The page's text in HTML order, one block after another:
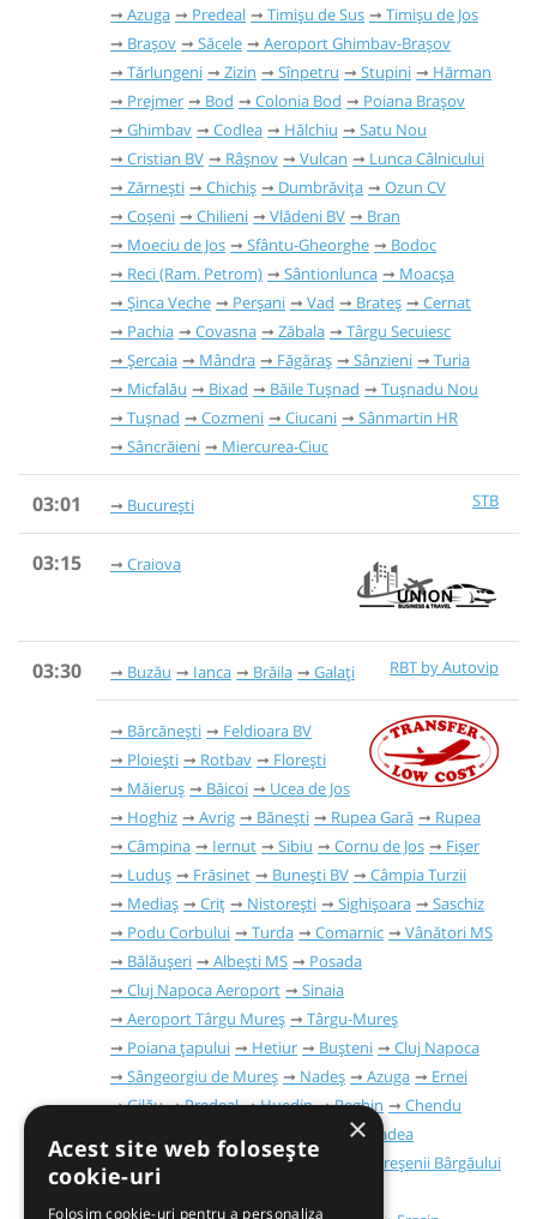
Azuga
Predeal Timișu de Sus
Timișu de Jos
Brașov
Săcele
Aeroport Ghimbav-Brașov
Tărlungeni
Zizin Sînpetru Stupini
Hărman
Prejmer
Bod Colonia Bod
Poiana Brașov
Ghimbav
Codlea Hălchiu
Satu Nou
Cristian BV
Râşnov Vulcan
Lunca Câlnicului
Zărnești
Chichiș Dumbrăvița
Ozun CV
Coșeni
Chilieni Vlădeni BV
Bran
Moeciu de Jos
Sfântu-Gheorghe
Bodoc
Reci (Ram. Petrom)
Sântionlunca
Moacșa
Șinca Veche
Perșani Vad Brateș
Cernat
Pachia
Covasna Zăbala
Târgu Secuiesc
Șercaia
Mândra Făgăraș Sânzieni
Turia
Micfalău
Bixad Băile Tușnad
Tușnadu Nou
Tușnad
Cozmeni Ciucani
Sânmartin HR
Sâncrăieni
Miercurea-Ciuc
03:01 STB
București
03:15 Craiova
03:30 RBT by Autovip
Buzău Ianca Brăila Galați
Bărcănești
Feldioara BV
Ploiești
Rotbav
Florești
Măieruș
Băicoi
Ucea de Jos
Hoghiz
Avrig Bănești Rupea Gară
Rupea
Câmpina
Iernut Sibiu Cornu de Jos
Fișer
Luduș
Frăsinet Bunești BV
Câmpia Turzii
Mediaș
Criț Nistorești Sighișoara
Saschiz
Podu Corbului
Turda Comarnic
Vânători MS
Bălăușeri
Albești MS
Posada
Cluj Napoca Aeroport
Sinaia
Aeroport Târgu Mureș
Târgu-Mureș
Poiana țapului
Hetiur Bușteni
Cluj Napoca
Sângeorgiu de Mureș
Nadeș Azuga
Ernei
Gilău
Predeal Huedin Reghin
Chendu
Oradea
Timișu de Sus
Timișu de Jos
Mureșenii Bârgăului
Brașov
×
Acest site web folosește
cookie-uri
Folosim cookie-uri pentru a personaliza